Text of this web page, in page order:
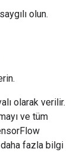
olun.
olarak verilir.
ve tüm
fazla bilgi